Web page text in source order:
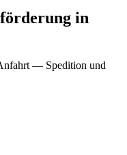
in
— Spedition und